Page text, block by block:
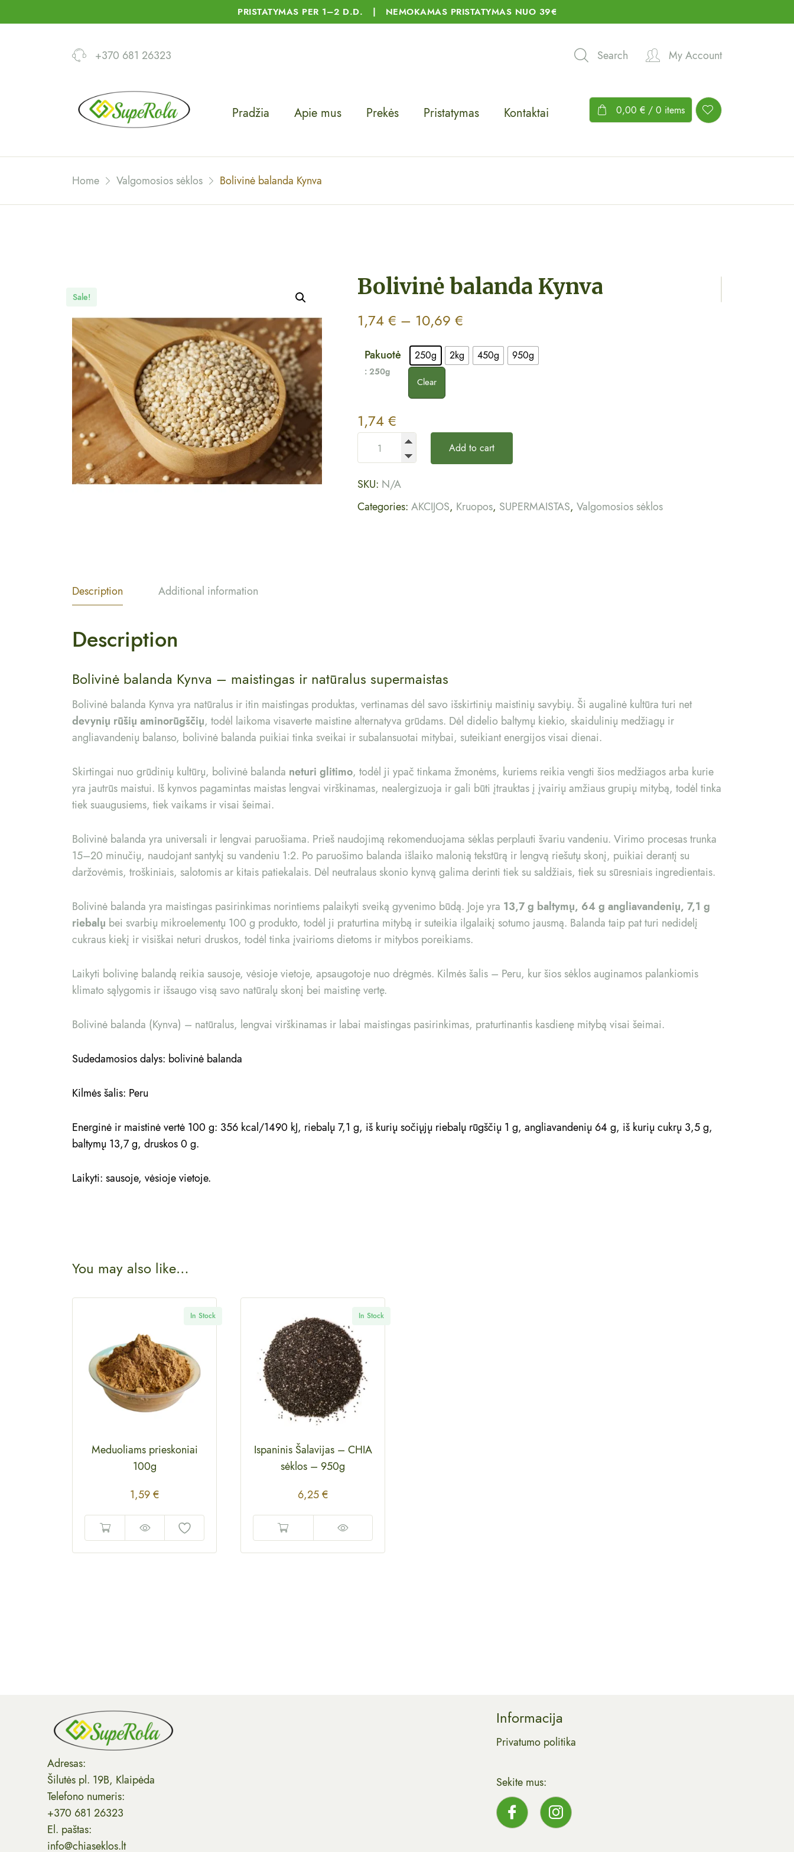
PRISTATYMAS PER 1–2 D.D. | NEMOKAMAS PRISTATYMAS NUO 39€
+370 681 26323 Search My Account
Pradžia Apie mus Prekės Pristatymas Kontaktai 0,00 € / 0 items
Home Valgomosios sėklos Bolivinė balanda Kynva
Sale! Bolivinė balanda Kynva
1,74€ – 10,69€
Pakuotė
: 250g
250g 2kg 450g 950g
Clear
1,74€
Add to cart
SKU: N/A
Categories:AKCIJOS, Kruopos, SUPERMAISTAS,Valgomosios sėklos
Description Additional information
Description
Bolivinė balanda Kynva – maistingas ir natūralus supermaistas
Bolivinė balanda Kynva yra natūralus ir itin maistingas produktas, vertinamas dėl savo išskirtinių maistinių savybių. Ši augalinė kultūra turi net
devynių rūšių aminorūgščių, todėl laikoma visaverte maistine alternatyva grūdams. Dėl didelio baltymų kiekio, skaidulinių medžiagų ir
angliavandenių balanso, bolivinė balanda puikiai tinka sveikai ir subalansuotai mitybai, suteikiant energijos visai dienai.
Skirtingai nuo grūdinių kultūrų, bolivinė balanda neturi glitimo, todėl ji ypač tinkama žmonėms, kuriems reikia vengti šios medžiagos arba kurie
yra jautrūs maistui. Iš kynvos pagamintas maistas lengvai virškinamas, nealergizuoja ir gali būti įtrauktas į įvairių amžiaus grupių mitybą, todėl tinka
tiek suaugusiems, tiek vaikams ir visai šeimai.
Bolivinė balanda yra universali ir lengvai paruošiama. Prieš naudojimą rekomenduojama sėklas perplauti švariu vandeniu. Virimo procesas trunka
15–20 minučių, naudojant santykį su vandeniu 1:2. Po paruošimo balanda išlaiko malonią tekstūrą ir lengvą riešutų skonį, puikiai derantį su
daržovėmis, troškiniais, salotomis ar kitais patiekalais. Dėl neutralaus skonio kynvą galima derinti tiek su saldžiais, tiek su sūresniais ingredientais.
Bolivinė balanda yra maistingas pasirinkimas norintiems palaikyti sveiką gyvenimo būdą. Joje yra 13,7 g baltymų, 64 g angliavandenių, 7,1 g
riebalų bei svarbių mikroelementų 100 g produkto, todėl ji praturtina mitybą ir suteikia ilgalaikį sotumo jausmą. Balanda taip pat turi nedidelį
cukraus kiekį ir visiškai neturi druskos, todėl tinka įvairioms dietoms ir mitybos poreikiams.
Laikyti bolivinę balandą reikia sausoje, vėsioje vietoje, apsaugotoje nuo drėgmės. Kilmės šalis – Peru, kur šios sėklos auginamos palankiomis
klimato sąlygomis ir išsaugo visą savo natūralų skonį bei maistinę vertę.
Bolivinė balanda (Kynva) – natūralus, lengvai virškinamas ir labai maistingas pasirinkimas, praturtinantis kasdienę mitybą visai šeimai.
Sudedamosios dalys: bolivinė balanda
Kilmės šalis: Peru
Energinė ir maistinė vertė 100 g: 356 kcal/1490 kJ, riebalų 7,1 g, iš kurių sočiųjų riebalų rūgščių 1 g, angliavandenių 64 g, iš kurių cukrų 3,5 g,
baltymų 13,7 g, druskos 0 g.
Laikyti: sausoje, vėsioje vietoje.
You may also like…
In Stock
Meduoliams prieskoniai
100g
1,59€
In Stock
Ispaninis Šalavijas – CHIA
sėklos – 950g
6,25€
Adresas:
Šilutės pl. 19B, Klaipėda
Telefono numeris:
+370 681 26323
El. paštas:
info@chiaseklos.lt
Informacija
Privatumo politika
Sekite mus: